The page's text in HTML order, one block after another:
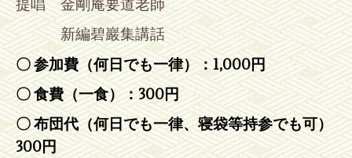
提唱 金剛庵要道老師
新編碧巖集講話
〇 参加費（何日でも一律）：1,000円
〇 食費（一食）：300円
〇 布団代（何日でも一律、寝袋等持参でも可）
300円